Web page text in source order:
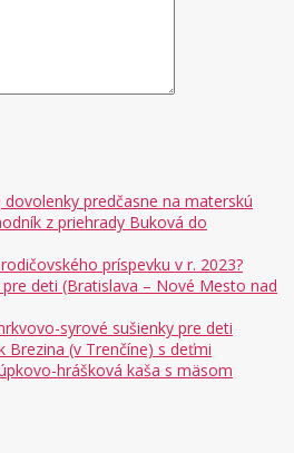
predčasne na materskú
z priehrady Buková do
príspevku v r. 2023?
deti (Bratislava – Nové Mesto nad
syrové sušienky pre deti
Brezina (v Trenčíne) s deťmi
hrášková kaša s mäsom